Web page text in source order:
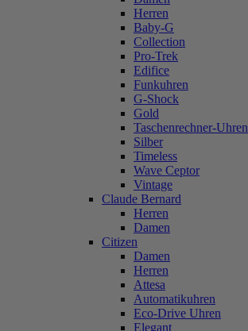
Herren
Baby-G
Collection
Pro-Trek
Edifice
Funkuhren
G-Shock
Gold
Taschenrechner-Uhren
Silber
Timeless
Wave Ceptor
Vintage
Claude Bernard
Herren
Damen
Citizen
Damen
Herren
Attesa
Automatikuhren
Eco-Drive Uhren
Elegant